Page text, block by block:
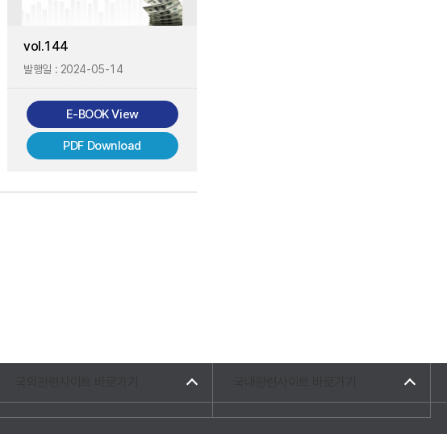
vol.144
발행일 : 2024-05-14
E-BOOK View
PDF Download